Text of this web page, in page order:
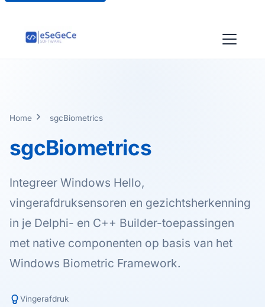
Home sgcBiometrics
sgcBiometrics
Integreer Windows Hello,
vingerafdruksensoren en gezichtsherkenning
in je Delphi- en C++ Builder-toepassingen
met native componenten op basis van het
Windows Biometric Framework.
Vingerafdruk